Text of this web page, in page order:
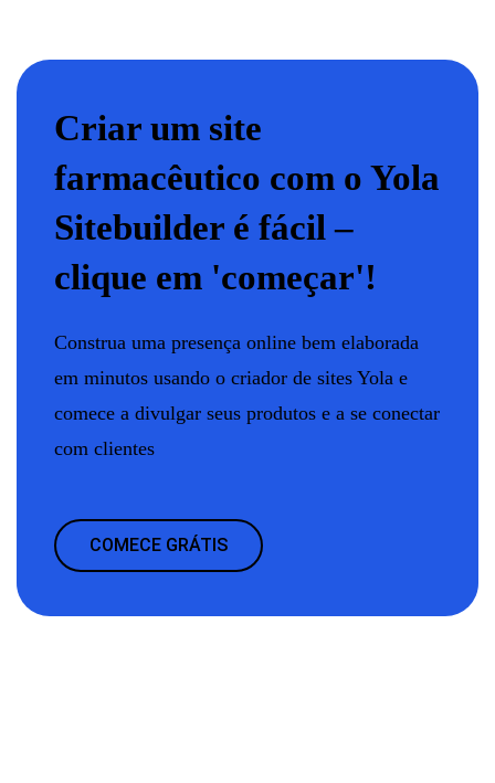
Criar um site
farmacêutico com o Yola
Sitebuilder é fácil –
clique em 'começar'!
Construa uma presença online bem elaborada
em minutos usando o criador de sites Yola e
comece a divulgar seus produtos e a se conectar
com clientes
COMECE GRÁTIS